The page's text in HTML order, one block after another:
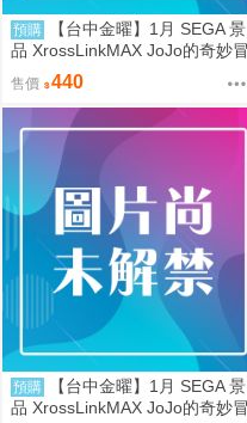
預購
【台中金曜】1月 SEGA 景
品 XrossLinkMAX JoJo的奇妙冒
險 石之海 空條徐倫 0901
售價 440
預購
【台中金曜】1月 SEGA 景
品 XrossLinkMAX JoJo的奇妙冒